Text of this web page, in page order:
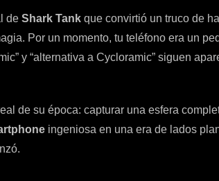
de Shark Tank que convirtió un truco de
Por un momento, tu teléfono era un
y “alternativa a Cycloramic” siguen
de su época: capturar una esfera
ingeniosa en una era de lados